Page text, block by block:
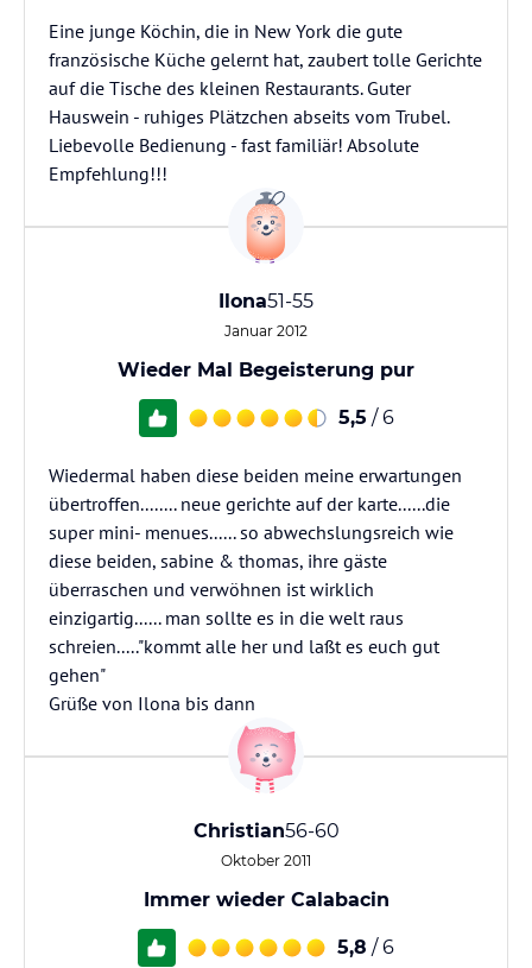
Eine junge Köchin, die in New York die gute
französische Küche gelernt hat, zaubert tolle Gerichte
auf die Tische des kleinen Restaurants. Guter
Hauswein - ruhiges Plätzchen abseits vom Trubel.
Liebevolle Bedienung - fast familiär! Absolute
Empfehlung!!!
Ilona51-55
Januar 2012
Wieder Mal Begeisterung pur
5,5 / 6
Wiedermal haben diese beiden meine erwartungen
übertroffen........ neue gerichte auf der karte......die
super mini- menues...... so abwechslungsreich wie
diese beiden, sabine & thomas, ihre gäste
überraschen und verwöhnen ist wirklich
einzigartig...... man sollte es in die welt raus
schreien....."kommt alle her und laßt es euch gut
gehen"
Grüße von Ilona bis dann
Christian56-60
Oktober 2011
Immer wieder Calabacin
5,8 / 6